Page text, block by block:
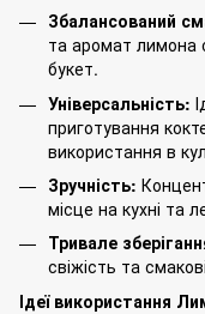
Збалансований
та аромат лимона
букет.
Універсальність:
приготування
використання в
Зручність:
місце на кухні та
Тривале
свіжість та
Ідеї використання